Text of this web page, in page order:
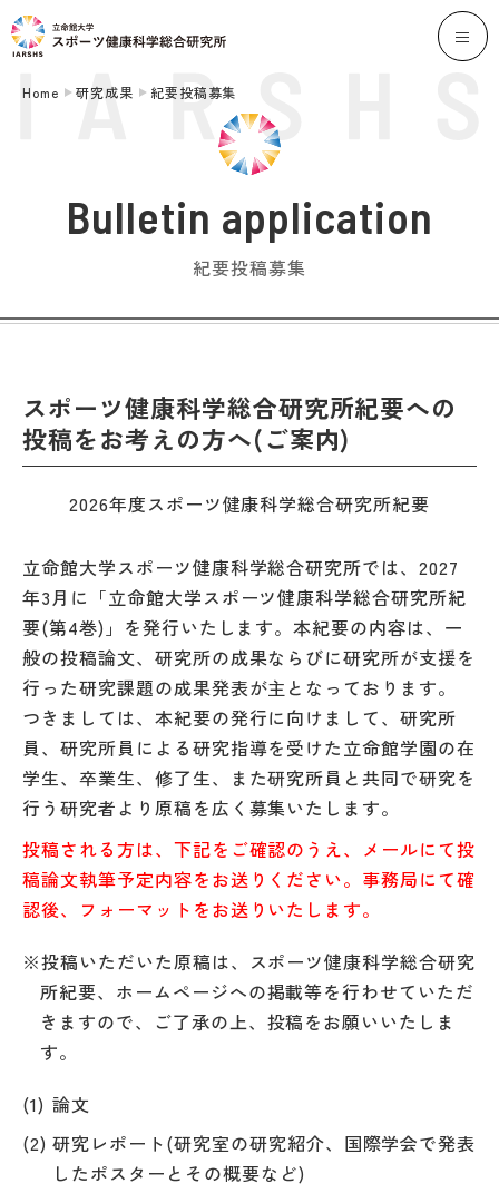
Home 研究成果 紀要投稿募集
Bulletin application
紀要投稿募集
スポーツ健康科学総合研究所紀要への
投稿をお考えの方へ(ご案内)
2026年度スポーツ健康科学総合研究所紀要
立命館大学スポーツ健康科学総合研究所では、2027
年3月に「立命館大学スポーツ健康科学総合研究所紀
要(第4巻)」を発行いたします。本紀要の内容は、一
般の投稿論文、研究所の成果ならびに研究所が支援を
行った研究課題の成果発表が主となっております。
つきましては、本紀要の発行に向けまして、研究所
員、研究所員による研究指導を受けた立命館学園の在
学生、卒業生、修了生、また研究所員と共同で研究を
行う研究者より原稿を広く募集いたします。
投稿される方は、下記をご確認のうえ、メールにて投
稿論文執筆予定内容をお送りください。事務局にて確
認後、フォーマットをお送りいたします。
※投稿いただいた原稿は、スポーツ健康科学総合研究
所紀要、ホームページへの掲載等を行わせていただ
きますので、ご了承の上、投稿をお願いいたしま
す。
論文
研究レポート(研究室の研究紹介、国際学会で発表
したポスターとその概要など)